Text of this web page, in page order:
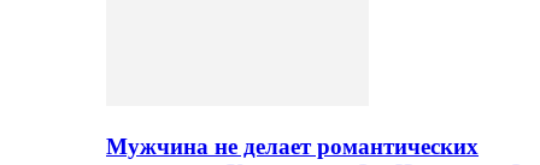
Мужчина не делает романтических